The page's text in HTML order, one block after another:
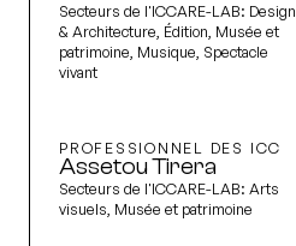
Secteurs de l'ICCARE-LAB: Design
& Architecture, Édition, Musée et
patrimoine, Musique, Spectacle
vivant
PROFESSIONNEL DES ICC
Assetou Tirera
Secteurs de l'ICCARE-LAB: Arts
visuels, Musée et patrimoine